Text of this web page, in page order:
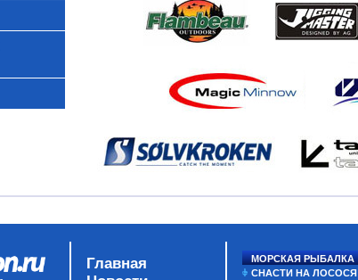
Главная
МОРСКАЯ РЫБАЛКА
СНАСТИ НА ЛОСОСЯ